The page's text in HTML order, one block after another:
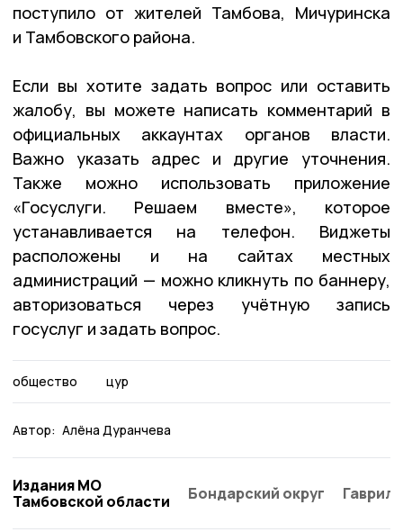
поступило от жителей Тамбова, Мичуринска
и Тамбовского района.
Если вы хотите задать вопрос или оставить
жалобу, вы можете написать комментарий в
официальных аккаунтах органов власти.
Важно указать адрес и другие уточнения.
Также можно использовать приложение
«Госуслуги. Решаем вместе», которое
устанавливается на телефон. Виджеты
расположены и на сайтах местных
администраций — можно кликнуть по баннеру,
авторизоваться через учётную запись
госуслуг и задать вопрос.
общество цур
Автор: Алёна Дуранчева
Издания МО
Тамбовской области
Бондарский округ